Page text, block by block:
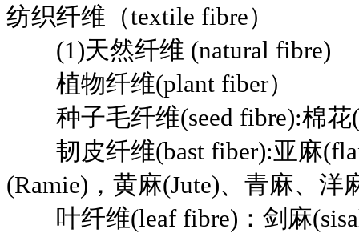
纺织纤维（textile fibre）
(1)天然纤维 (natural fibre)
植物纤维(plant fiber）
种子毛纤维(seed fibre):棉花
韧皮纤维(bast fiber):亚麻
(Ramie)，黄麻(Jute)、青麻、洋
叶纤维(leaf fibre)：剑麻